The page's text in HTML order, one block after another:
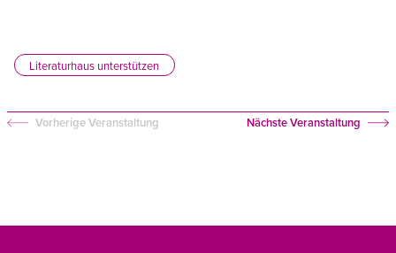
Literaturhaus unterstützen
Vorherige Veranstaltung Nächste Veranstaltung